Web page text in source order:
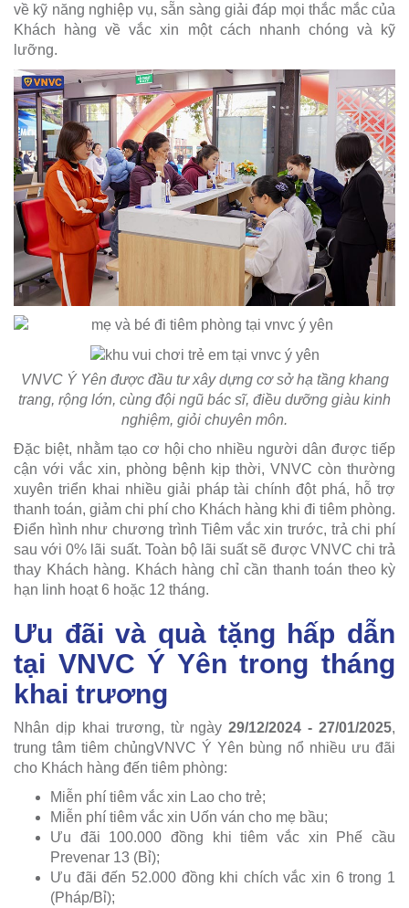
về kỹ năng nghiệp vụ, sẵn sàng giải đáp mọi thắc mắc của
Khách hàng về vắc xin một cách nhanh chóng và kỹ
lưỡng.
VNVC Ý Yên được đầu tư xây dựng cơ sở hạ tầng khang
trang, rộng lớn, cùng đội ngũ bác sĩ, điều dưỡng giàu kinh
nghiệm, giỏi chuyên môn.
Đặc biệt, nhằm tạo cơ hội cho nhiều người dân được tiếp
cận với vắc xin, phòng bệnh kịp thời, VNVC còn thường
xuyên triển khai nhiều giải pháp tài chính đột phá, hỗ trợ
thanh toán, giảm chi phí cho Khách hàng khi đi tiêm phòng.
Điển hình như chương trình Tiêm vắc xin trước, trả chi phí
sau với 0% lãi suất. Toàn bộ lãi suất sẽ được VNVC chi trả
thay Khách hàng. Khách hàng chỉ cần thanh toán theo kỳ
hạn linh hoạt 6 hoặc 12 tháng.
Ưu đãi và quà tặng hấp dẫn
tại VNVC Ý Yên trong tháng
khai trương
Nhân dịp khai trương, từ ngày 29/12/2024 - 27/01/2025,
trung tâm tiêm chủngVNVC Ý Yên bùng nổ nhiều ưu đãi
cho Khách hàng đến tiêm phòng:
Miễn phí tiêm vắc xin Lao cho trẻ;
Miễn phí tiêm vắc xin Uốn ván cho mẹ bầu;
Ưu đãi 100.000 đồng khi tiêm vắc xin Phế cầu
Prevenar 13 (Bỉ);
Ưu đãi đến 52.000 đồng khi chích vắc xin 6 trong 1
(Pháp/Bỉ);